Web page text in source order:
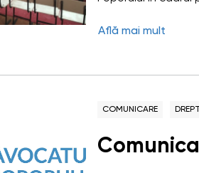
activitatea și
Află mai mult
COMUNICARE